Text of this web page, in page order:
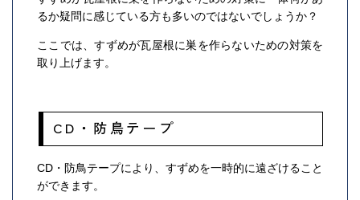
るか疑問に感じている方も多いのではないでしょうか？
ここでは、すずめが瓦屋根に巣を作らないための対策を
取り上げます。
CD・防鳥テープ
CD・防鳥テープにより、すずめを一時的に遠ざけること
ができます。